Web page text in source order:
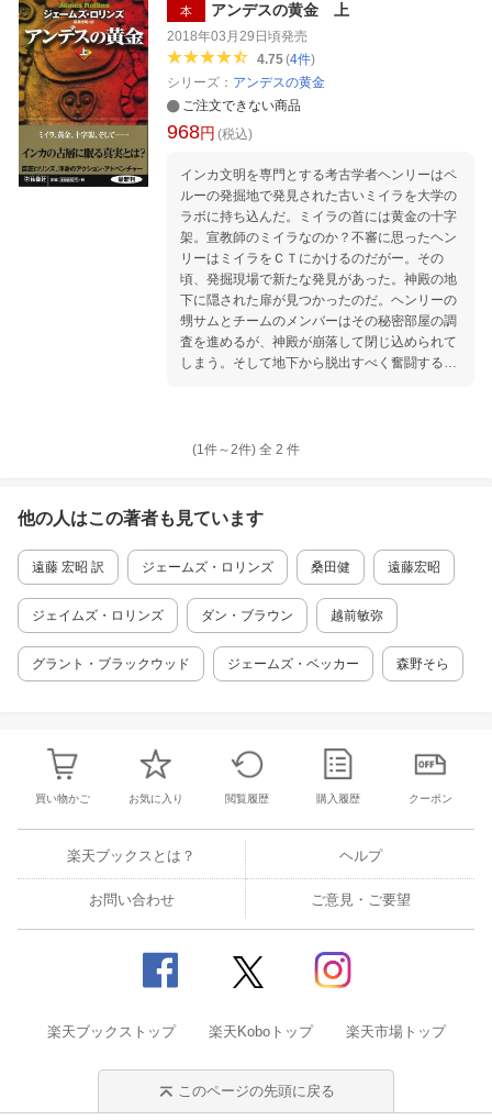
本 アンデスの黄金 上
2018年03月29日頃発売
4.75(4件)
シリーズ： アンデスの黄金
ご注文できない商品
968円 (税込)
インカ文明を専門とする考古学者ヘンリーはペ
ルーの発掘地で発見された古いミイラを大学の
ラボに持ち込んだ。ミイラの首には黄金の十字
架。宣教師のミイラなのか？不審に思ったヘン
リーはミイラをＣＴにかけるのだがー。その
頃、発掘現場で新たな発見があった。神殿の地
下に隠された扉が見つかったのだ。ヘンリーの
甥サムとチームのメンバーはその秘密部屋の調
査を進めるが、神殿が崩落して閉じ込められて
しまう。そして地下から脱出すべく奮闘するサ
(1件～2件) 全 2 件
他の人はこの著者も見ています
遠藤 宏昭 訳 ジェームズ・ロリンズ 桑田健 遠藤宏昭
ジェイムズ・ロリンズ ダン・ブラウン 越前敏弥
グラント・ブラックウッド ジェームズ・ベッカー 森野そら
買い物かご お気に入り 閲覧履歴 購入履歴 クーポン
楽天ブックスとは？ ヘルプ
お問い合わせ ご意見・ご要望
楽天ブックストップ 楽天Koboトップ 楽天市場トップ
このページの先頭に戻る